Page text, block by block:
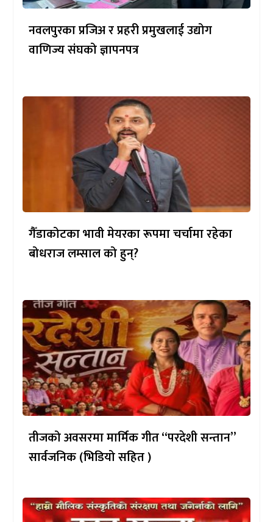
नवलपुरका प्रजिअ र प्रहरी प्रमुखलाई उद्योग
वाणिज्य संघको ज्ञापनपत्र
गैँडाकोटका भावी मेयरका रूपमा चर्चामा रहेका
बोधराज लम्साल को हुन्?
तीजको अवसरमा मार्मिक गीत “परदेशी सन्तान”
सार्वजनिक (भिडियो सहित )